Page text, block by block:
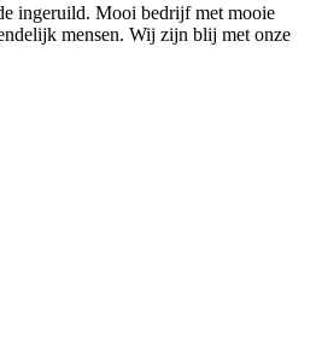
ingeruild. Mooi bedrijf met mooie
mensen. Wij zijn blij met onze